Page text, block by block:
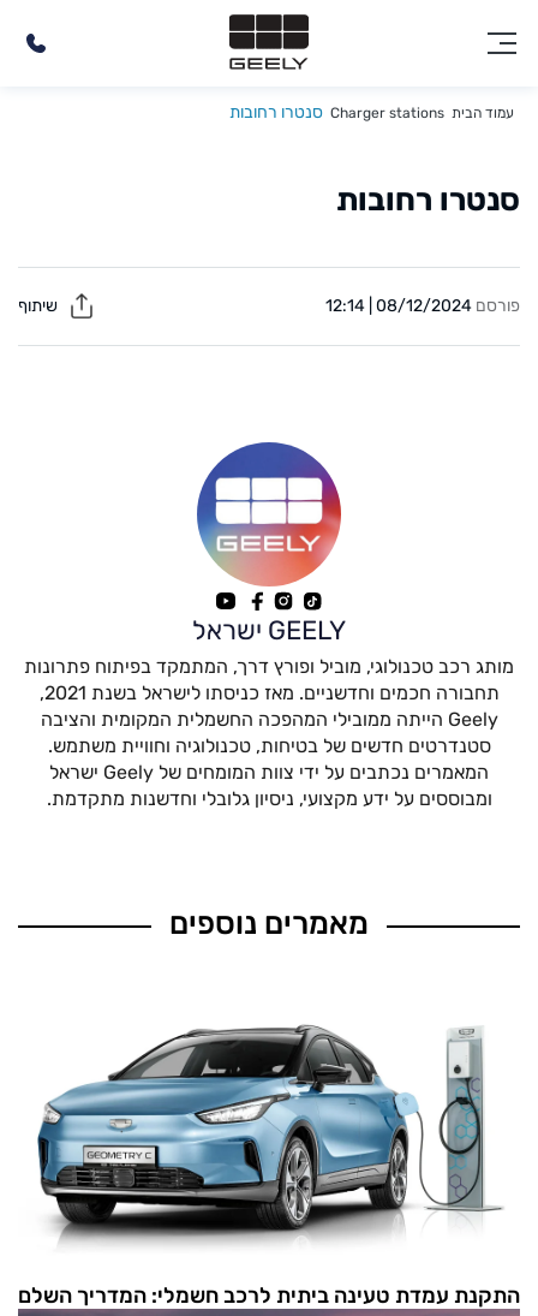
עמוד הבית Charger stations סנטרו רחובות
סנטרו רחובות
פורסם 08/12/2024 | 12:14
GEELY ישראל
מותג רכב טכנולוגי, מוביל ופורץ דרך, המתמקד בפיתוח פתרונות
תחבורה חכמים וחדשניים. מאז כניסתו לישראל בשנת 2021,
Geely הייתה ממובילי המהפכה החשמלית המקומית והציבה
סטנדרטים חדשים של בטיחות, טכנולוגיה וחוויית משתמש.
המאמרים נכתבים על ידי צוות המומחים של Geely ישראל
ומבוססים על ידע מקצועי, ניסיון גלובלי וחדשנות מתקדמת.
מאמרים נוספים
התקנת עמדת טעינה ביתית לרכב חשמלי: המדריך השלם